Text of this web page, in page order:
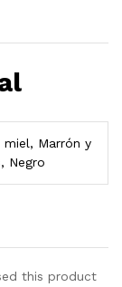
miel, Marrón y
Negro
this product